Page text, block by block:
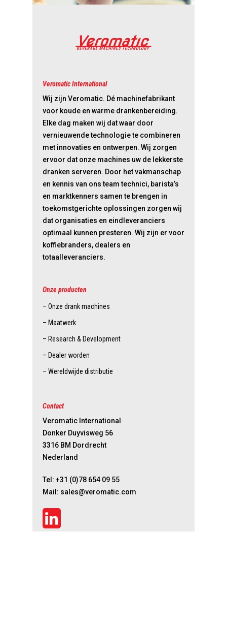
Veromatic International
Wij zijn Veromatic. Dé machinefabrikant
voor koude en warme drankenbereiding.
Elke dag maken wij dat waar door
vernieuwende technologie te combineren
met innovaties en ontwerpen. Wij zorgen
ervoor dat onze machines uw de lekkerste
dranken serveren. Door het vakmanschap
en kennis van ons team technici, barista’s
en marktkenners samen te brengen in
toekomstgerichte oplossingen zorgen wij
dat organisaties en eindleveranciers
optimaal kunnen presteren. Wij zijn er voor
koffiebranders, dealers en
totaalleveranciers.
Onze producten
– Onze drank machines
– Maatwerk
– Research & Development
– Dealer worden
– Wereldwijde distributie
Contact
Veromatic International
Donker Duyvisweg 56
3316 BM Dordrecht
Nederland
Tel: +31 (0)78 654 09 55
Mail: sales@veromatic.com